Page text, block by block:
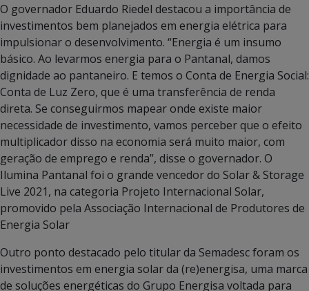
O governador Eduardo Riedel destacou a importância de
investimentos bem planejados em energia elétrica para
impulsionar o desenvolvimento. “Energia é um insumo
básico. Ao levarmos energia para o Pantanal, damos
dignidade ao pantaneiro. E temos o Conta de Energia Social:
Conta de Luz Zero, que é uma transferência de renda
direta. Se conseguirmos mapear onde existe maior
necessidade de investimento, vamos perceber que o efeito
multiplicador disso na economia será muito maior, com
geração de emprego e renda”, disse o governador. O
Ilumina Pantanal foi o grande vencedor do Solar & Storage
Live 2021, na categoria Projeto Internacional Solar,
promovido pela Associação Internacional de Produtores de
Energia Solar
Outro ponto destacado pelo titular da Semadesc foram os
investimentos em energia solar da (re)energisa, uma marca
de soluções energéticas do Grupo Energisa voltada para